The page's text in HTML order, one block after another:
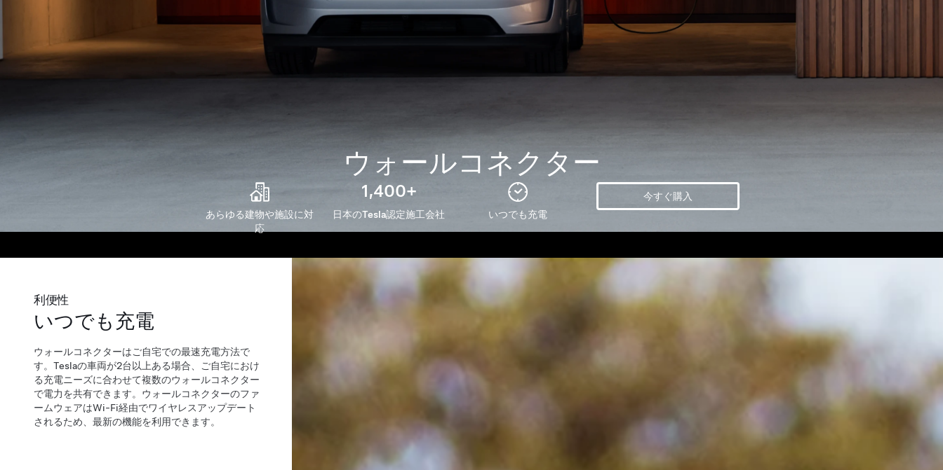
ウォールコネクター
あらゆる建物や施設に対
応
1,400+
日本のTesla認定施工会社 いつでも充電
今すぐ購入
利便性
いつでも充電
ウォールコネクターはご自宅での最速充電方法で
す。Teslaの車両が2台以上ある場合、ご自宅におけ
る充電ニーズに合わせて複数のウォールコネクター
で電力を共有できます。ウォールコネクターのファ
ームウェアはWi-Fi経由でワイヤレスアップデート
されるため、最新の機能を利用できます。